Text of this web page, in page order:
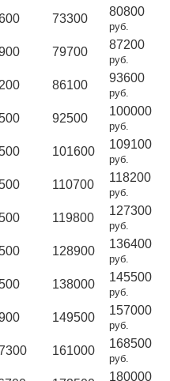
73300
80800
руб.
79700
87200
руб.
86100
93600
руб.
92500
100000
руб.
101600
109100
руб.
110700
118200
руб.
119800
127300
руб.
128900
136400
руб.
138000
145500
руб.
149500
157000
руб.
161000
168500
руб.
180000